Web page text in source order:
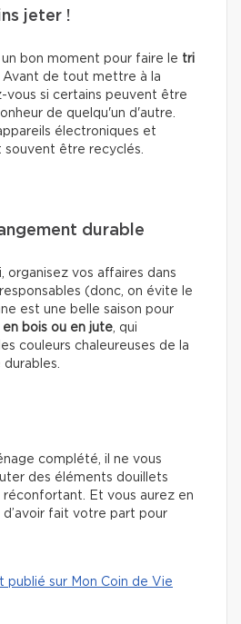
jeter !
un bon moment pour faire le tri
Avant de tout mettre à la
vous si certains peuvent être
de quelqu'un d'autre.
électroniques et
souvent être recyclés.
durable
organisez vos affaires dans
(donc, on évite le
est une belle saison pour
en bois ou en jute, qui
couleurs chaleureuses de la
durables.
complété, il ne vous
des éléments douillets
Et vous aurez en
fait votre part pour
publié sur Mon Coin de Vie